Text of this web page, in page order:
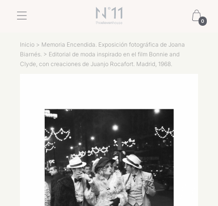
0
Inicio > Memoria Encendida. Exposición fotográfica de Joana
Biarnés. > Editorial de moda inspirado en el film Bonnie and
Clyde, con creaciones de Juanjo Rocafort. Madrid, 1968.